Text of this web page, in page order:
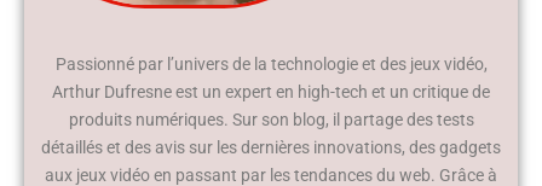
Passionné par l’univers de la technologie et des jeux vidéo,
Arthur Dufresne est un expert en high-tech et un critique de
produits numériques. Sur son blog, il partage des tests
détaillés et des avis sur les dernières innovations, des gadgets
aux jeux vidéo en passant par les tendances du web. Grâce à